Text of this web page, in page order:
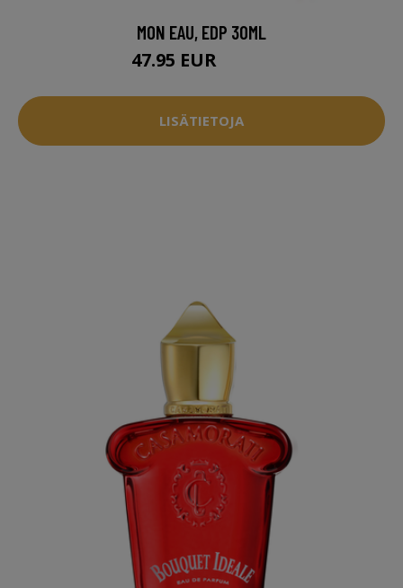
MON EAU, EDP 30ML
47.95 EUR
LISÄTIETOJA